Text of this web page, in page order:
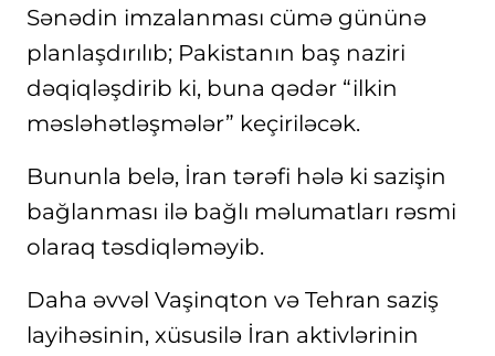
Sənədin imzalanması cümə gününə
planlaşdırılıb; Pakistanın baş naziri
dəqiqləşdirib ki, buna qədər “ilkin
məsləhətləşmələr” keçiriləcək.
Bununla belə, İran tərəfi hələ ki sazişin
bağlanması ilə bağlı məlumatları rəsmi
olaraq təsdiqləməyib.
Daha əvvəl Vaşinqton və Tehran saziş
layihəsinin, xüsusilə İran aktivlərinin